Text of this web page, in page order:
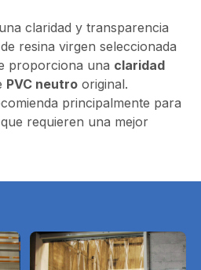
claridad y transparencia
resina virgen seleccionada
proporciona una claridad
PVC neutrooriginal.
principalmente para
requieren una mejor